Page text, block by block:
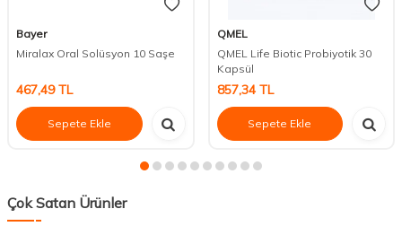
Bayer
Miralax Oral Solüsyon 10 Saşe
467,49TL
Sepete Ekle
QMEL
QMEL Life Biotic Probiyotik 30
Kapsül
857,34TL
Sepete Ekle
Çok Satan Ürünler